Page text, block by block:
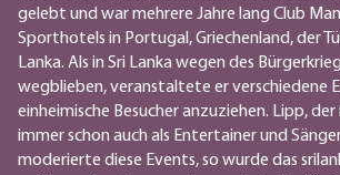
gelebt und war mehrere Jahre lang Club
Sporthotels in Portugal, Griechenland, der
Lanka. Als in Sri Lanka wegen des
wegblieben, veranstaltete er verschiedene
einheimische Besucher anzuziehen. Lipp, der
immer schon auch als Entertainer und
moderierte diese Events, so wurde das